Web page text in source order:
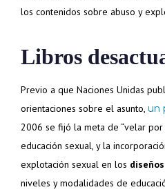
los contenidos sobre abuso y
Libros
Previo a que Naciones Unidas
orientaciones sobre el asunto, un
2006 se fijó la meta de “velar
educación sexual, y la
explotación sexual en los
niveles y modalidades de